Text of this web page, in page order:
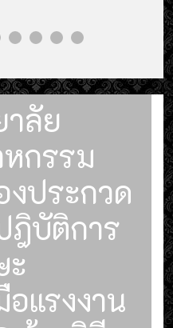
ลัย
กรรม
งประกวด
ฎิบัติการ
แรงงาน